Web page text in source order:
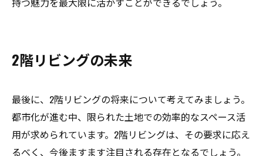
2階リビングの未来
最後に、2階リビングの将来について考えてみましょう。
都市化が進む中、限られた土地での効率的なスペース活
用が求められています。2階リビングは、その要求に応え
るべく、今後ますます注目される存在となるでしょう。